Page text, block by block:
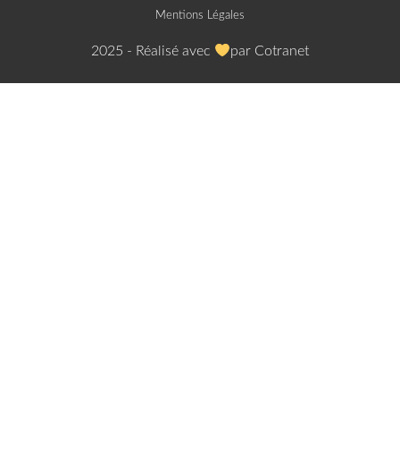
Mentions Légales
2025 - Réalisé avec par Cotranet